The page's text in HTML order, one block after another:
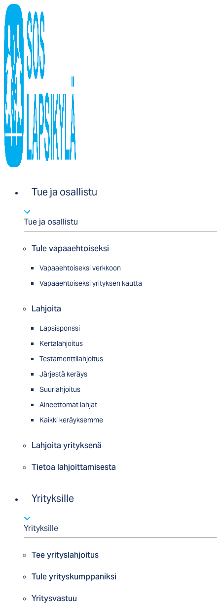
Tue ja osallistu
Tue ja osallistu
Tule vapaaehtoiseksi
Vapaaehtoiseksi verkkoon
Vapaaehtoiseksi yrityksen kautta
Lahjoita
Lapsisponssi
Kertalahjoitus
Testamenttilahjoitus
Järjestä keräys
Suurlahjoitus
Aineettomat lahjat
Kaikki keräyksemme
Lahjoita yrityksenä
Tietoa lahjoittamisesta
Yrityksille
Yrityksille
Tee yrityslahjoitus
Tule yrityskumppaniksi
Yritysvastuu